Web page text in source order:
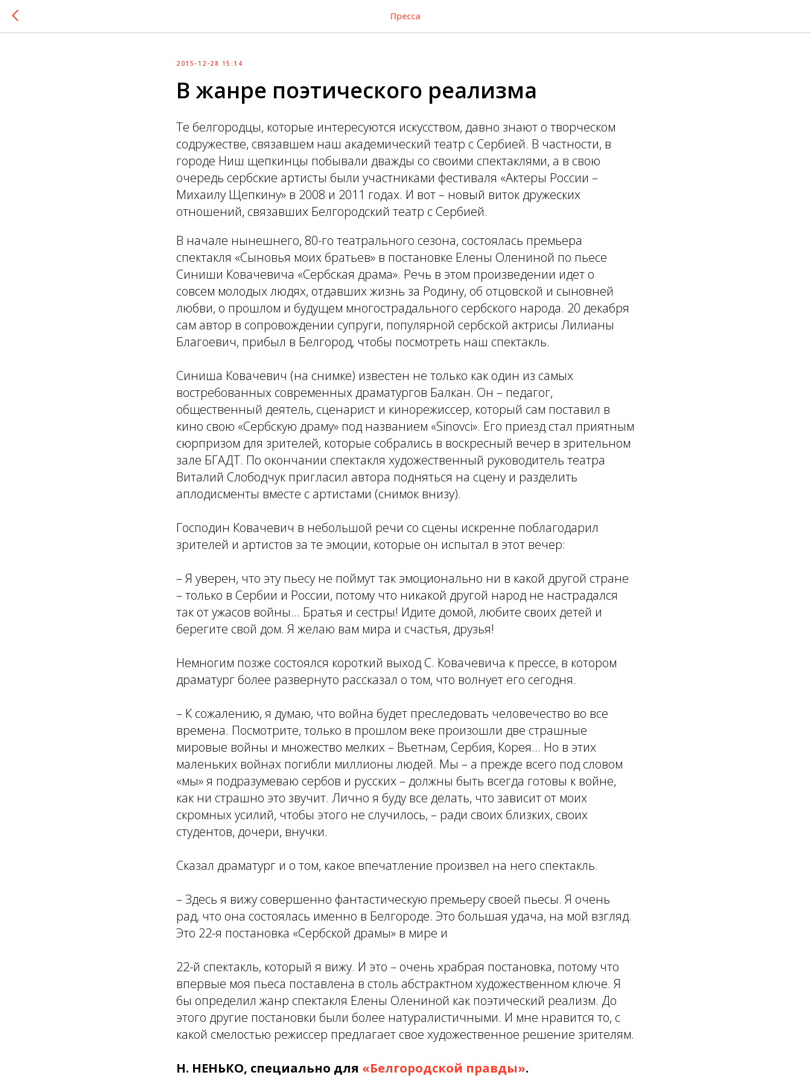
Пресса
2015-12-28 15:14
В жанре поэтического реализма
Те белгородцы, которые интересуются искусством, давно знают о творческом
содружестве, связавшем наш академический театр с Сербией. В частности, в
городе Ниш щепкинцы побывали дважды со своими спектаклями, а в свою
очередь сербские артисты были участниками фестиваля «Актеры России –
Михаилу Щепкину» в 2008 и 2011 годах. И вот – новый виток дружеских
отношений, связавших Белгородский театр с Сербией.
В начале нынешнего, 80-го театрального сезона, состоялась премьера
спектакля «Сыновья моих братьев» в постановке Елены Олениной по пьесе
Синиши Ковачевича «Сербская драма». Речь в этом произведении идет о
совсем молодых людях, отдавших жизнь за Родину, об отцовской и сыновней
любви, о прошлом и будущем многострадального сербского народа. 20 декабря
сам автор в сопровождении супруги, популярной сербской актрисы Лилианы
Благоевич, прибыл в Белгород, чтобы посмотреть наш спектакль.
Синиша Ковачевич (на снимке) известен не только как один из самых
востребованных современных драматургов Балкан. Он – педагог,
общественный деятель, сценарист и кинорежиссер, который сам поставил в
кино свою «Сербскую драму» под названием «Sinovci». Его приезд стал приятным
сюрпризом для зрителей, которые собрались в воскресный вечер в зрительном
зале БГАДТ. По окончании спектакля художественный руководитель театра
Виталий Слободчук пригласил автора подняться на сцену и разделить
аплодисменты вместе с артистами (снимок внизу).
Господин Ковачевич в небольшой речи со сцены искренне поблагодарил
зрителей и артистов за те эмоции, которые он испытал в этот вечер:
– Я уверен, что эту пьесу не поймут так эмоционально ни в какой другой стране
– только в Сербии и России, потому что никакой другой народ не настрадался
так от ужасов войны... Братья и сестры! Идите домой, любите своих детей и
берегите свой дом. Я желаю вам мира и счастья, друзья!
Немногим позже состоялся короткий выход С. Ковачевича к прессе, в котором
драматург более развернуто рассказал о том, что волнует его сегодня.
– К сожалению, я думаю, что война будет преследовать человечество во все
времена. Посмотрите, только в прошлом веке произошли две страшные
мировые войны и множество мелких – Вьетнам, Сербия, Корея... Но в этих
маленьких войнах погибли миллионы людей. Мы – а прежде всего под словом
«мы» я подразумеваю сербов и русских – должны быть всегда готовы к войне,
как ни страшно это звучит. Лично я буду все делать, что зависит от моих
скромных усилий, чтобы этого не случилось, – ради своих близких, своих
студентов, дочери, внучки.
Сказал драматург и о том, какое впечатление произвел на него спектакль.
– Здесь я вижу совершенно фантастическую премьеру своей пьесы. Я очень
рад, что она состоялась именно в Белгороде. Это большая удача, на мой взгляд.
Это 22-я постановка «Сербской драмы» в мире и
22-й спектакль, который я вижу. И это – очень храбрая постановка, потому что
впервые моя пьеса поставлена в столь абстрактном художественном ключе. Я
бы определил жанр спектакля Елены Олениной как поэтический реализм. До
этого другие постановки были более натуралистичными. И мне нравится то, с
какой смелостью режиссер предлагает свое художественное решение зрителям.
Н. НЕНЬКО, специально для «Белгородской правды».